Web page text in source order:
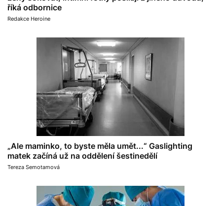
říká odbornice
Redakce Heroine
„Ale maminko, to byste měla umět...“ Gaslighting
matek začíná už na oddělení šestinedělí
Tereza Semotamová